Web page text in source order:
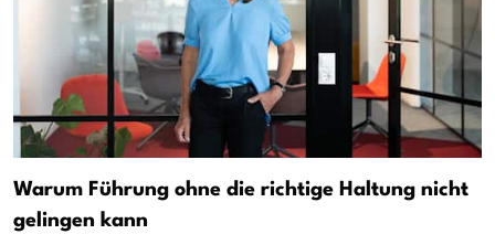
Warum Führung ohne die richtige Haltung nicht
gelingen kann